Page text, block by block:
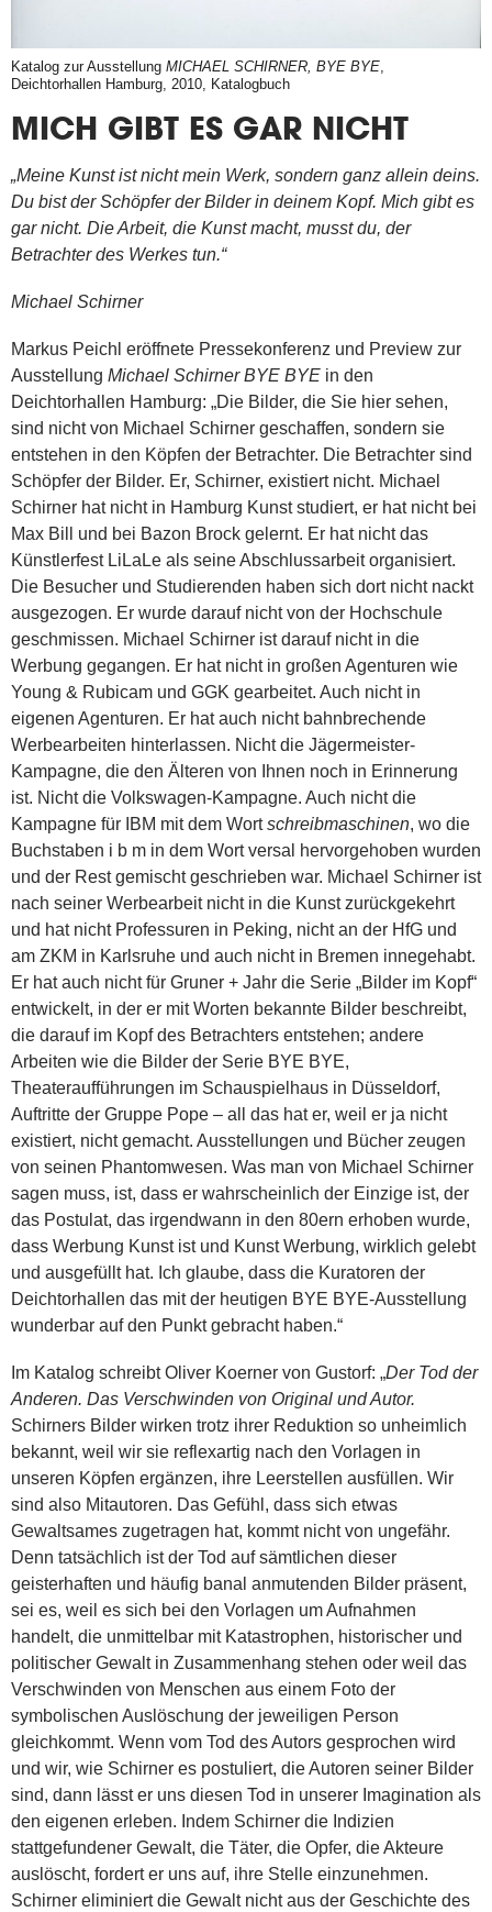
Katalog zur Ausstellung MICHAEL SCHIRNER, BYE BYE,
Deichtorhallen Hamburg, 2010, Katalogbuch
MICH GIBT ES GAR NICHT
„Meine Kunst ist nicht mein Werk, sondern ganz allein deins.
Du bist der Schöpfer der Bilder in deinem Kopf. Mich gibt es
gar nicht. Die Arbeit, die Kunst macht, musst du, der
Betrachter des Werkes tun.“
Michael Schirner
Markus Peichl eröffnete Pressekonferenz und Preview zur
Ausstellung Michael Schirner BYE BYE in den
Deichtorhallen Hamburg: „Die Bilder, die Sie hier sehen,
sind nicht von Michael Schirner geschaffen, sondern sie
entstehen in den Köpfen der Betrachter. Die Betrachter sind
Schöpfer der Bilder. Er, Schirner, existiert nicht. Michael
Schirner hat nicht in Hamburg Kunst studiert, er hat nicht bei
Max Bill und bei Bazon Brock gelernt. Er hat nicht das
Künstlerfest LiLaLe als seine Abschlussarbeit organisiert.
Die Besucher und Studierenden haben sich dort nicht nackt
ausgezogen. Er wurde darauf nicht von der Hochschule
geschmissen. Michael Schirner ist darauf nicht in die
Werbung gegangen. Er hat nicht in großen Agenturen wie
Young & Rubicam und GGK gearbeitet. Auch nicht in
eigenen Agenturen. Er hat auch nicht bahnbrechende
Werbearbeiten hinterlassen. Nicht die Jägermeister-
Kampagne, die den Älteren von Ihnen noch in Erinnerung
ist. Nicht die Volkswagen-Kampagne. Auch nicht die
Kampagne für IBM mit dem Wortschreibmaschinen, wo die
Buchstaben i b m in dem Wort versal hervorgehoben wurden
und der Rest gemischt geschrieben war. Michael Schirner ist
nach seiner Werbearbeit nicht in die Kunst zurückgekehrt
und hat nicht Professuren in Peking, nicht an der HfG und
am ZKM in Karlsruhe und auch nicht in Bremen innegehabt.
Er hat auch nicht für Gruner + Jahr die Serie „Bilder im Kopf“
entwickelt, in der er mit Worten bekannte Bilder beschreibt,
die darauf im Kopf des Betrachters entstehen; andere
Arbeiten wie die Bilder der Serie BYE BYE,
Theateraufführungen im Schauspielhaus in Düsseldorf,
Auftritte der Gruppe Pope – all das hat er, weil er ja nicht
existiert, nicht gemacht. Ausstellungen und Bücher zeugen
von seinen Phantomwesen. Was man von Michael Schirner
sagen muss, ist, dass er wahrscheinlich der Einzige ist, der
das Postulat, das irgendwann in den 80ern erhoben wurde,
dass Werbung Kunst ist und Kunst Werbung, wirklich gelebt
und ausgefüllt hat. Ich glaube, dass die Kuratoren der
Deichtorhallen das mit der heutigen BYE BYE-Ausstellung
wunderbar auf den Punkt gebracht haben.“
Im Katalog schreibt Oliver Koerner von Gustorf: „Der Tod der
Anderen. Das Verschwinden von Original und Autor.
Schirners Bilder wirken trotz ihrer Reduktion so unheimlich
bekannt, weil wir sie reflexartig nach den Vorlagen in
unseren Köpfen ergänzen, ihre Leerstellen ausfüllen. Wir
sind also Mitautoren. Das Gefühl, dass sich etwas
Gewaltsames zugetragen hat, kommt nicht von ungefähr.
Denn tatsächlich ist der Tod auf sämtlichen dieser
geisterhaften und häufig banal anmutenden Bilder präsent,
sei es, weil es sich bei den Vorlagen um Aufnahmen
handelt, die unmittelbar mit Katastrophen, historischer und
politischer Gewalt in Zusammenhang stehen oder weil das
Verschwinden von Menschen aus einem Foto der
symbolischen Auslöschung der jeweiligen Person
gleichkommt. Wenn vom Tod des Autors gesprochen wird
und wir, wie Schirner es postuliert, die Autoren seiner Bilder
sind, dann lässt er uns diesen Tod in unserer Imagination als
den eigenen erleben. Indem Schirner die Indizien
stattgefundener Gewalt, die Täter, die Opfer, die Akteure
auslöscht, fordert er uns auf, ihre Stelle einzunehmen.
Schirner eliminiert die Gewalt nicht aus der Geschichte des